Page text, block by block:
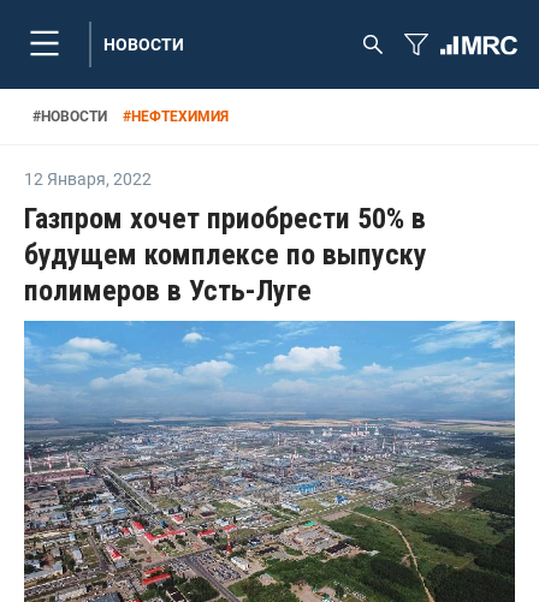
НОВОСТИ
#НОВОСТИ #НЕФТЕХИМИЯ
12 Января, 2022
Газпром хочет приобрести 50% в
будущем комплексе по выпуску
полимеров в Усть-Луге